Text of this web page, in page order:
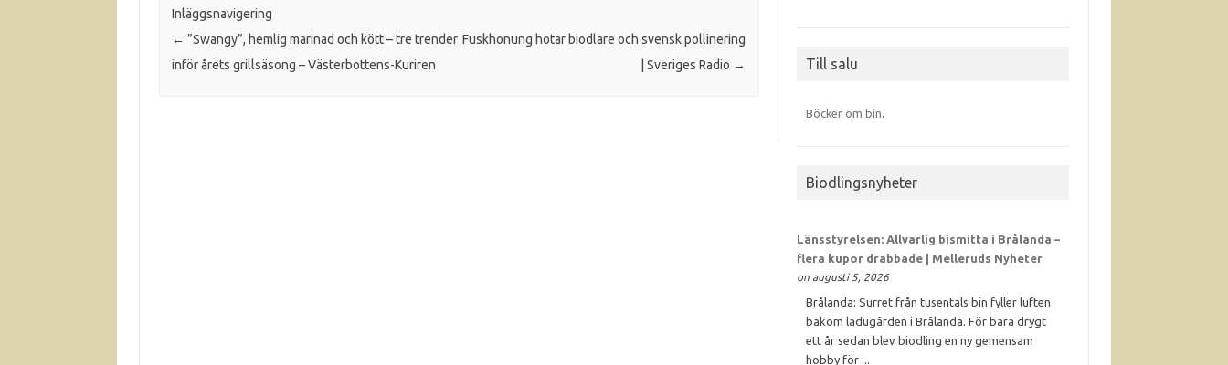
Inläggsnavigering
← ”Swangy”, hemlig marinad och kött – tre trender
inför årets grillsäsong – Västerbottens-Kuriren
Fuskhonung hotar biodlare och svensk pollinering
| Sveriges Radio → Till salu
Böcker om bin.
Biodlingsnyheter
Länsstyrelsen: Allvarlig bismitta i Brålanda –
flera kupor drabbade | Melleruds Nyheter
on augusti 5, 2026
Brålanda: Surret från tusentals bin fyller luften
bakom ladugården i Brålanda. För bara drygt
ett år sedan blev biodling en ny gemensam
hobby för ...